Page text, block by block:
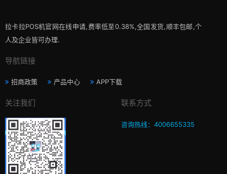
拉卡拉POS机官网在线申请,费率低至0.38%,全国发货,顺丰包邮,个
人及企业皆可办理.
导航链接
招商政策 产品中心 APP下载
关注我们 联系方式
咨询热线：4006655335